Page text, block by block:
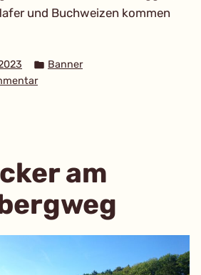
und Buchweizen kommen
Veröffentlicht
Banner
zu
am